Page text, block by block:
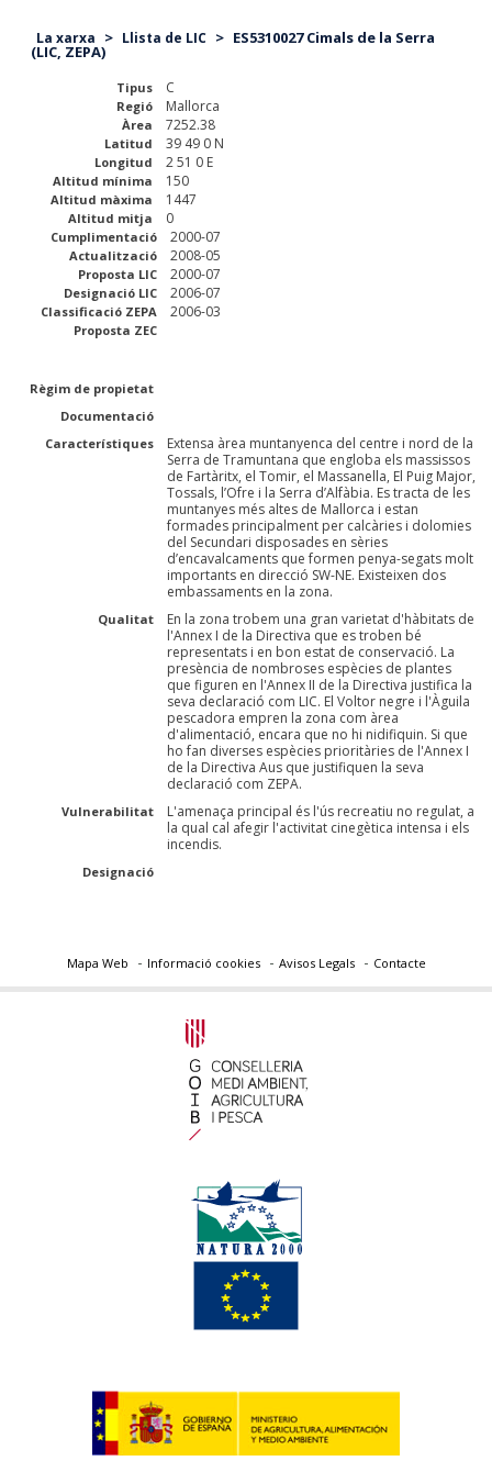
La xarxa > Llista de LIC > ES5310027 Cimals de la Serra
(LIC, ZEPA)
Tipus C
Regió Mallorca
Àrea 7252.38
Latitud 39 49 0 N
Longitud 2 51 0 E
Altitud mínima 150
Altitud màxima 1447
Altitud mitja 0
Cumplimentació 2000-07
Actualització 2008-05
Proposta LIC 2000-07
Designació LIC 2006-07
Classificació ZEPA 2006-03
Proposta ZEC
Règim de propietat
Documentació
Característiques
Extensa àrea muntanyenca del centre i nord de la
Serra de Tramuntana que engloba els massissos
de Fartàritx, el Tomir, el Massanella, El Puig Major,
Tossals, l’Ofre i la Serra d’Alfàbia. Es tracta de les
muntanyes més altes de Mallorca i estan
formades principalment per calcàries i dolomies
del Secundari disposades en sèries
d’encavalcaments que formen penya-segats molt
importants en direcció SW-NE. Existeixen dos
embassaments en la zona.
Qualitat
En la zona trobem una gran varietat d'hàbitats de
l'Annex I de la Directiva que es troben bé
representats i en bon estat de conservació. La
presència de nombroses espècies de plantes
que figuren en l'Annex II de la Directiva justifica la
seva declaració com LIC. El Voltor negre i l'Àguila
pescadora empren la zona com àrea
d'alimentació, encara que no hi nidifiquin. Si que
ho fan diverses espècies prioritàries de l'Annex I
de la Directiva Aus que justifiquen la seva
declaració com ZEPA.
Vulnerabilitat
L'amenaça principal és l'ús recreatiu no regulat, a
la qual cal afegir l'activitat cinegètica intensa i els
incendis.
Designació
Mapa Web Informació cookies Avisos Legals Contacte